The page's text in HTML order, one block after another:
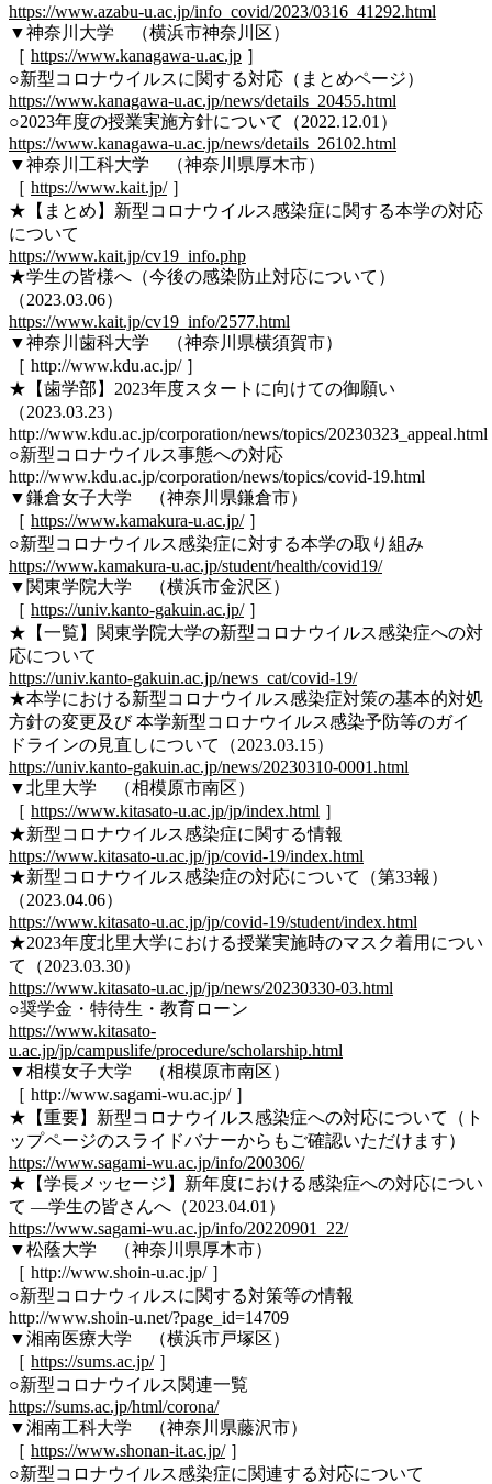
https://www.azabu-u.ac.jp/info_covid/2023/0316_41292.html
▼神奈川大学 （横浜市神奈川区）
［ https://www.kanagawa-u.ac.jp ］
○新型コロナウイルスに関する対応（まとめページ）
https://www.kanagawa-u.ac.jp/news/details_20455.html
○2023年度の授業実施方針について（2022.12.01）
https://www.kanagawa-u.ac.jp/news/details_26102.html
▼神奈川工科大学 （神奈川県厚木市）
［ https://www.kait.jp/］
★【まとめ】新型コロナウイルス感染症に関する本学の対応
について
https://www.kait.jp/cv19_info.php
★学生の皆様へ（今後の感染防止対応について）
（2023.03.06）
https://www.kait.jp/cv19_info/2577.html
▼神奈川歯科大学 （神奈川県横須賀市）
［ http://www.kdu.ac.jp/ ］
★【歯学部】2023年度スタートに向けての御願い
（2023.03.23）
http://www.kdu.ac.jp/corporation/news/topics/20230323_appeal.html
○新型コロナウイルス事態への対応
http://www.kdu.ac.jp/corporation/news/topics/covid-19.html
▼鎌倉女子大学 （神奈川県鎌倉市）
［ https://www.kamakura-u.ac.jp/］
○新型コロナウイルス感染症に対する本学の取り組み
https://www.kamakura-u.ac.jp/student/health/covid19/
▼関東学院大学 （横浜市金沢区）
［ https://univ.kanto-gakuin.ac.jp/］
★【一覧】関東学院大学の新型コロナウイルス感染症への対
応について
https://univ.kanto-gakuin.ac.jp/news_cat/covid-19/
★本学における新型コロナウイルス感染症対策の基本的対処
方針の変更及び 本学新型コロナウイルス感染予防等のガイ
ドラインの見直しについて（2023.03.15）
https://univ.kanto-gakuin.ac.jp/news/20230310-0001.html
▼北里大学 （相模原市南区）
［ https://www.kitasato-u.ac.jp/jp/index.html ］
★新型コロナウイルス感染症に関する情報
https://www.kitasato-u.ac.jp/jp/covid-19/index.html
★新型コロナウイルス感染症の対応について（第33報）
（2023.04.06）
https://www.kitasato-u.ac.jp/jp/covid-19/student/index.html
★2023年度北里大学における授業実施時のマスク着用につい
て（2023.03.30）
https://www.kitasato-u.ac.jp/jp/news/20230330-03.html
○奨学金・特待生・教育ローン
https://www.kitasato-
u.ac.jp/jp/campuslife/procedure/scholarship.html
▼相模女子大学 （相模原市南区）
［ http://www.sagami-wu.ac.jp/ ］
★【重要】新型コロナウイルス感染症への対応について（ト
ップページのスライドバナーからもご確認いただけます）
https://www.sagami-wu.ac.jp/info/200306/
★【学長メッセージ】新年度における感染症への対応につい
て ―学生の皆さんへ（2023.04.01）
https://www.sagami-wu.ac.jp/info/20220901_22/
▼松蔭大学 （神奈川県厚木市）
［ http://www.shoin-u.ac.jp/ ］
○新型コロナウィルスに関する対策等の情報
http://www.shoin-u.net/?page_id=14709
▼湘南医療大学 （横浜市戸塚区）
［ https://sums.ac.jp/］
○新型コロナウイルス関連一覧
https://sums.ac.jp/html/corona/
▼湘南工科大学 （神奈川県藤沢市）
［ https://www.shonan-it.ac.jp/］
○新型コロナウイルス感染症に関連する対応について